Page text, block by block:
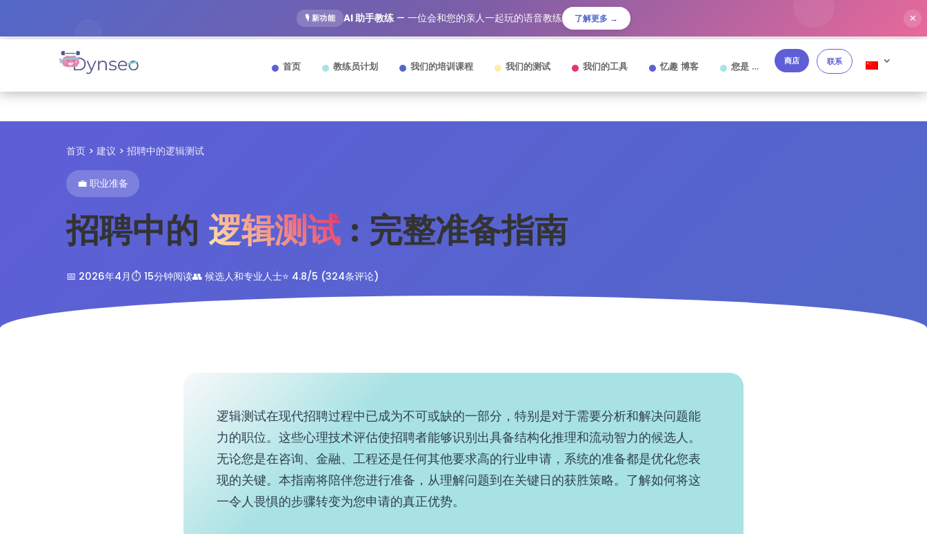
🎙️ 新功能 AI 助手教练 — 一位会和您的亲人一起玩的语音教练 了解更多 → ✕
首页 教练员计划 我们的培训课程 我们的测试 我们的工具 忆趣 博客 您是 … 商店 联系
首页 > 建议 > 招聘中的逻辑测试
💼 职业准备
招聘中的 逻辑测试 : 完整准备指南
📅 2026年4月 ⏱️ 15分钟阅读👥 候选人和专业人士⭐ 4.8/5 (324条评论)
逻辑测试在现代招聘过程中已成为不可或缺的一部分，特别是对于需要分析和解决问题能
力的职位。这些心理技术评估使招聘者能够识别出具备结构化推理和流动智力的候选人。
无论您是在咨询、金融、工程还是任何其他要求高的行业申请，系统的准备都是优化您表
现的关键。本指南将陪伴您进行准备，从理解问题到在关键日的获胜策略。了解如何将这
一令人畏惧的步骤转变为您申请的真正优势。